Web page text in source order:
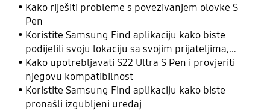
Kako riješiti probleme s povezivanjem olovke S
Pen
Koristite Samsung Find aplikaciju kako biste
podijelili svoju lokaciju sa svojim prijateljima,
djetetom, obitelji i drugim kontaktima
Kako upotrebljavati S22 Ultra S Pen i provjeriti
njegovu kompatibilnost
Koristite Samsung Find aplikaciju kako biste
pronašli izgubljeni uređaj